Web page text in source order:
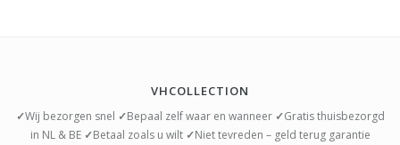
VHCOLLECTION
✓Wij bezorgen snel ✓Bepaal zelf waar en wanneer ✓Gratis thuisbezorgd
in NL & BE ✓Betaal zoals u wilt ✓Niet tevreden – geld terug garantie